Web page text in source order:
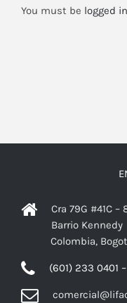
You must be logged in
Cra 79G #41C –
Barrio Kennedy
Colombia,
(601) 233 0401